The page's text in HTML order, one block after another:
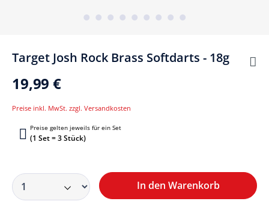
Target Josh Rock Brass Softdarts - 18g
19,99 €
Preise inkl. MwSt. zzgl. Versandkosten
Preise gelten jeweils für ein Set
(1 Set = 3 Stück)
In den Warenkorb